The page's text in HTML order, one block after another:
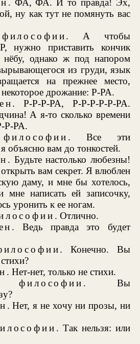
ну как тут не помянуть вас
. А чтобы
нужно приставить кончик
нёбу, однако ж под напором
из груди, язык
на прежнее место,
некоторое дрожание: Р-РА.
. Р-Р-Р-РА, Р-Р-Р-Р-Р-РА.
А я-то сколько времени
Р-РА.
. Все эти
объясню вам до тонкостей.
. Будьте настолько любезны!
вам секрет. Я влюблен
даму, и мне бы хотелось,
написать ей записочку,
уронить к ее ногам.
. Отлично.
. Ведь правда это будет
. Конечно. Вы
. Нет-нет, только не стихи.
философии . Вы
. Нет, я не хочу ни прозы, ни
. Так нельзя: или